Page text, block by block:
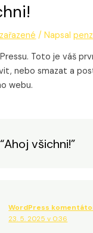
/ Napsal
Toto je váš
nebo smazat a
webu.
všichni!”
WordPress
23. 5. 2025 v 0:36